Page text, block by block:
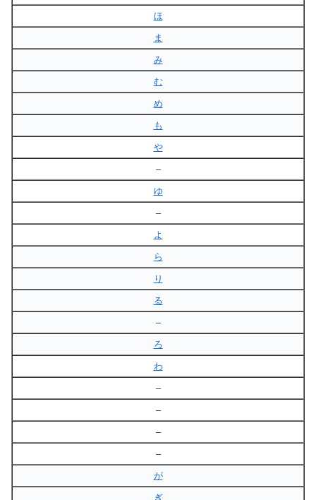
ほ
ま
み
む
め
も
や
–
ゆ
–
よ
ら
り
る
–
ろ
わ
–
–
–
–
が
ぎ